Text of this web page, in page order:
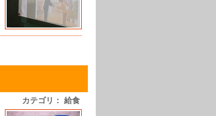
カテゴリ： 給食